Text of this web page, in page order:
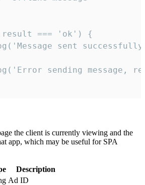
=== 'ok') {
sent
sending message,
the client is currently viewing and the
app, which may be useful for SPA
Description
Ad ID